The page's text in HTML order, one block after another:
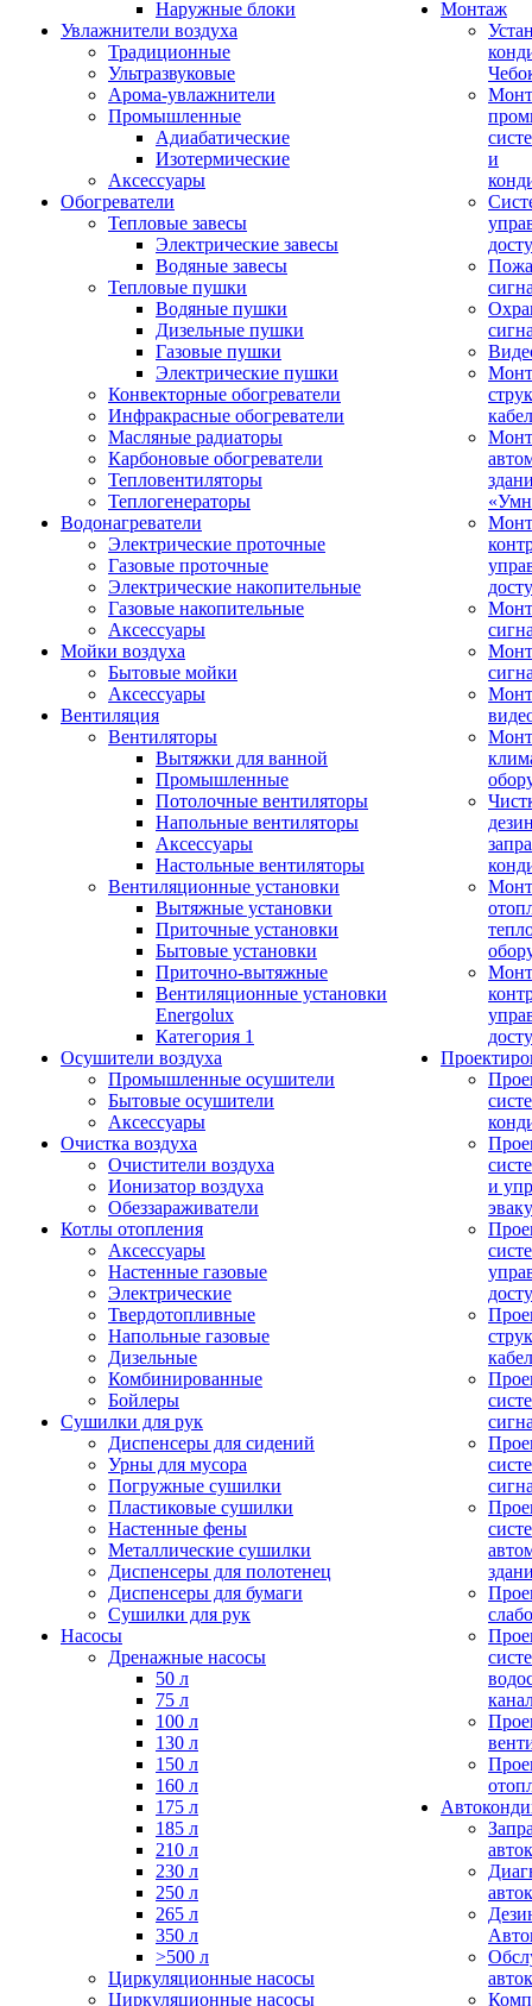
Наружные блоки
Увлажнители воздуха
Традиционные
Ультразвуковые
Арома-увлажнители
Промышленныe
Адиабатические
Изотермические
Аксессуары
Обогреватели
Тепловые завесы
Электрические завесы
Водяные завесы
Тепловые пушки
Водяные пушки
Дизельные пушки
Газовые пушки
Электрические пушки
Конвекторные обогреватели
Инфракрасные обогреватели
Масляные радиаторы
Карбоновые обогреватели
Тепловентиляторы
Теплогенераторы
Водонагреватели
Электрические проточные
Газовые проточные
Электрические накопительные
Газовые накопительные
Аксессуары
Мойки воздуха
Бытовые мойки
Аксессуары
Вентиляция
Вентиляторы
Вытяжки для ванной
Промышленные
Потолочные вентиляторы
Напольные вентиляторы
Аксессуары
Настольные вентиляторы
Вентиляционные установки
Вытяжные установки
Приточные установки
Бытовые установки
Приточно-вытяжные
Вентиляционные установки
Energolux
Категория 1
Осушители воздуха
Промышленные осушители
Бытовые осушители
Аксессуары
Очистка воздуха
Очистители воздуха
Ионизатор воздуха
Обеззараживатели
Котлы отопления
Аксессуары
Настенные газовые
Электрические
Твердотопливные
Напольные газовые
Дизельные
Комбинированные
Бойлеры
Сушилки для рук
Диспенсеры для сидений
Урны для мусора
Погружные сушилки
Пластиковые сушилки
Настенные фены
Металлические сушилки
Диспенсеры для полотенец
Диспенсеры для бумаги
Сушилки для рук
Насосы
Дренажные насосы
50 л
75 л
100 л
130 л
150 л
160 л
175 л
185 л
210 л
230 л
250 л
265 л
350 л
>500 л
Циркуляционные насосы
Циркуляционные насосы
Монтаж
и
и